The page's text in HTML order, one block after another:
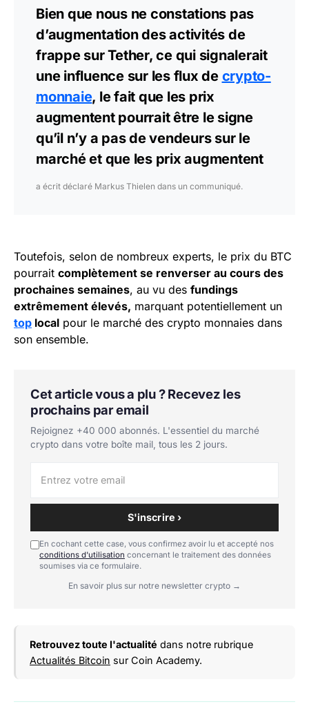
Bien que nous ne constations pas
d’augmentation des activités de
frappe sur Tether, ce qui signalerait
une influence sur les flux de crypto-
monnaie, le fait que les prix
augmentent pourrait être le signe
qu’il n’y a pas de vendeurs sur le
marché et que les prix augmentent
a écrit déclaré Markus Thielen dans un communiqué.
Toutefois, selon de nombreux experts, le prix du BTC
pourrait complètement se renverser au cours des
prochaines semaines, au vu des fundings
extrêmement élevés, marquant potentiellement un
top local pour le marché des crypto monnaies dans
son ensemble.
Cet article vous a plu ? Recevez les
prochains par email
Rejoignez +40 000 abonnés. L'essentiel du marché
crypto dans votre boîte mail, tous les 2 jours.
S'inscrire ›
En cochant cette case, vous confirmez avoir lu et accepté nos
conditions d'utilisation concernant le traitement des données
soumises via ce formulaire.
En savoir plus sur notre newsletter crypto →
Retrouvez toute l'actualité dans notre rubrique
Actualités Bitcoin sur Coin Academy.